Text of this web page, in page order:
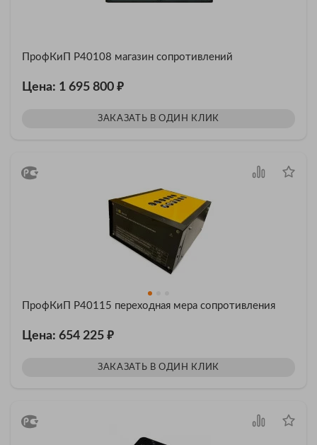
ПрофКиП Р40108 магазин сопротивлений
Цена: 1 695 800 ₽
ЗАКАЗАТЬ В ОДИН КЛИК
ПрофКиП Р40115 переходная мера сопротивления
Цена: 654 225 ₽
ЗАКАЗАТЬ В ОДИН КЛИК